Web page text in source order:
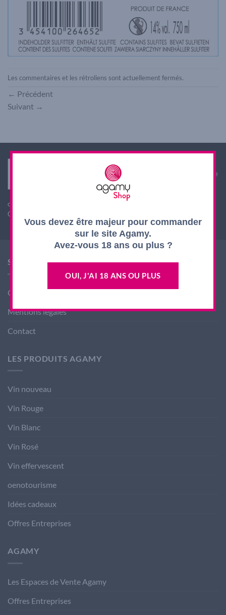
Les commentaires et les rétroliens sont actuellement fermés.
← Précédent
Suivant →
Interdiction de vente de boissons alcooliques aux
mineurs de moins de 18 ans. La preuve de majorité de
l'acheteur est exigée au moment de la vente en ligne.
L'abus d'alcool est dangereux pour la santé, à
consommer avec modération
CODE DE LA SANTE PUBLIQUE, ART. L. 3342-1 et L. 3353-3
SHOP AGAMY
Conditions générales de ventes
Mentions légales
Contact
LES PRODUITS AGAMY
Vin nouveau
Vin Rouge
Vin Blanc
Vin Rosé
Vin effervescent
oenotourisme
Idées cadeaux
Offres Entreprises
AGAMY
Les Espaces de Vente Agamy
Offres Entreprises
Vous devez être majeur pour commander
sur le site Agamy.
Avez-vous 18 ans ou plus ?
OUI, J'AI 18 ANS OU PLUS